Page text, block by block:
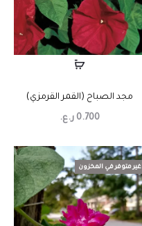
مجد الصباح (القمر القرمزي)
0.700 ر.ع.
غير متوفر في المخزون